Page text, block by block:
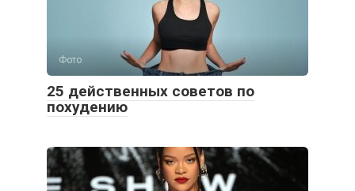
Фото
25 действенных советов по
похудению